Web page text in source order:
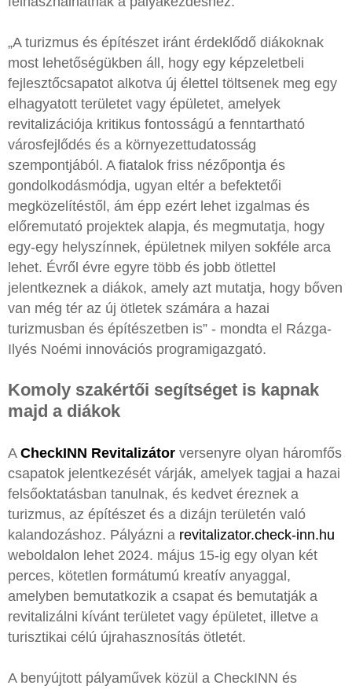
„A turizmus és építészet iránt érdeklődő diákoknak
most lehetőségükben áll, hogy egy képzeletbeli
fejlesztőcsapatot alkotva új élettel töltsenek meg egy
elhagyatott területet vagy épületet, amelyek
revitalizációja kritikus fontosságú a fenntartható
városfejlődés és a környezettudatosság
szempontjából. A fiatalok friss nézőpontja és
gondolkodásmódja, ugyan eltér a befektetői
megközelítéstől, ám épp ezért lehet izgalmas és
előremutató projektek alapja, és megmutatja, hogy
egy-egy helyszínnek, épületnek milyen sokféle arca
lehet. Évről évre egyre több és jobb ötlettel
jelentkeznek a diákok, amely azt mutatja, hogy bőven
van még tér az új ötletek számára a hazai
turizmusban és építészetben is” - mondta el Rázga-
Ilyés Noémi innovációs programigazgató.
Komoly szakértői segítséget is kapnak
majd a diákok
A CheckINN Revitalizátor versenyre olyan háromfős
csapatok jelentkezését várják, amelyek tagjai a hazai
felsőoktatásban tanulnak, és kedvet éreznek a
turizmus, az építészet és a dizájn területén való
kalandozáshoz. Pályázni a revitalizator.check-inn.hu
weboldalon lehet 2024. május 15-ig egy olyan két
perces, kötetlen formátumú kreatív anyaggal,
amelyben bemutatkozik a csapat és bemutatják a
revitalizálni kívánt területet vagy épületet, illetve a
turisztikai célú újrahasznosítás ötletét.
A benyújtott pályaművek közül a CheckINN és